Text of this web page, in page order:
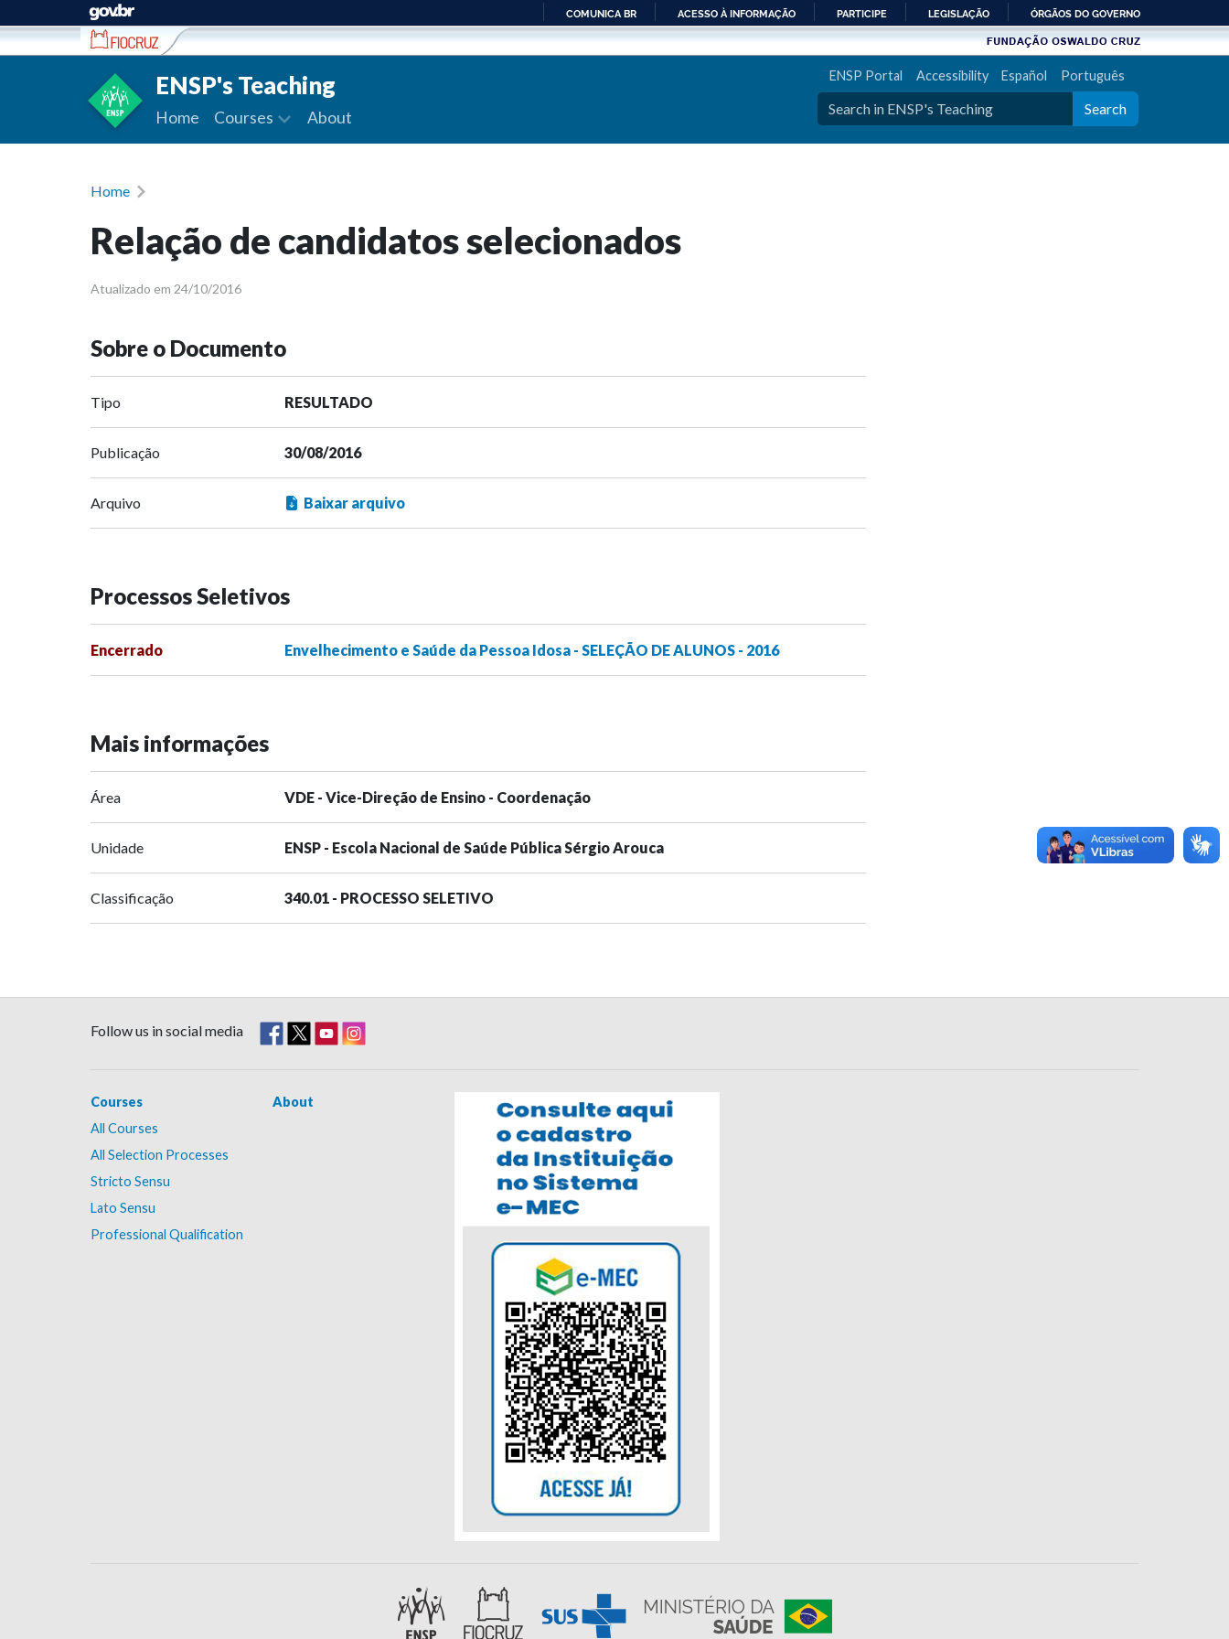
Ir para conteúdo
PARA
COMUNICA BR ACESSO À INFORMAÇÃO PARTICIPE LEGISLAÇÃO ÓRGÃOS DO GOVERNO
ENSP's Teaching
Home Courses About
ENSP Portal Accessibility Español Português
Search
Home
Relação de candidatos selecionados
Atualizado em 24/10/2016
Sobre o Documento
Tipo RESULTADO
Publicação 30/08/2016
Arquivo Baixar arquivo
Processos Seletivos
Encerrado Envelhecimento e Saúde da Pessoa Idosa - SELEÇÃO DE ALUNOS - 2016
Mais informações
Área VDE - Vice-Direção de Ensino - Coordenação
Unidade ENSP - Escola Nacional de Saúde Pública Sérgio Arouca
Classificação 340.01 - PROCESSO SELETIVO
Follow us in social media
Courses
All Courses
All Selection Processes
Stricto Sensu
Lato Sensu
Professional Qualification
About